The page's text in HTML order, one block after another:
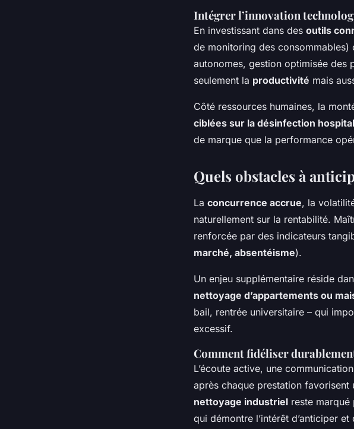
Intégrer l’innovation
En investissant dans des outils
de monitoring des consommables)
autonomes, gestion optimisée des
seulement la productivité mais
Côté ressources humaines, la
ciblées sur la désinfection
de marque que la performance
Quels obstacles à
La concurrence accrue, la
naturellement sur la rentabilité.
renforcée par des indicateurs
marché, absentéisme).
Un enjeu supplémentaire réside
nettoyage d’appartements ou
bail, rentrée universitaire – qui
excessif.
Comment fidéliser
L’écoute active, une
après chaque prestation
nettoyage industriel reste
qui démontre l’intérêt d’anticiper